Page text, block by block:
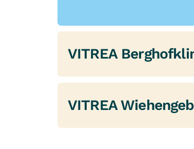
VITREA
Die VITREA
bei
erwachsene
VITREA